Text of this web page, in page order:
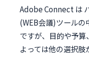
Adobe Connect は
(WEB会議)ツール
ですが、目的や予
よっては他の選択肢